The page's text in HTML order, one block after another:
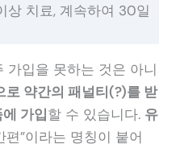
상 치료, 계속하여 30일
가입을 못하는 것은 아니
로 약간의 패널티(?)를 받
가입할 수 있습니다. 유
편”이라는 명칭이 붙어